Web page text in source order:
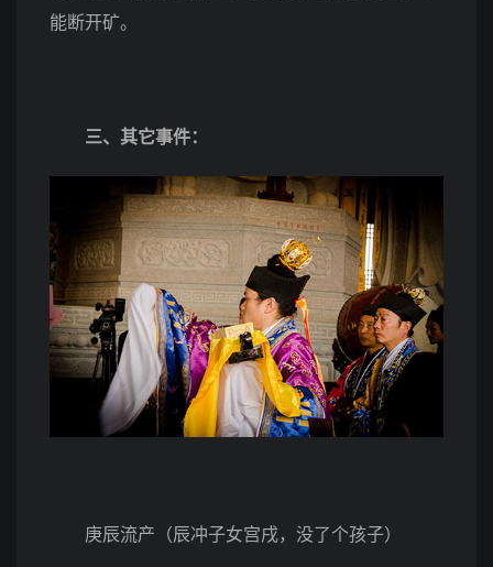
能断开矿。
三、其它事件：
庚辰流产（辰冲子女宫戌，没了个孩子）